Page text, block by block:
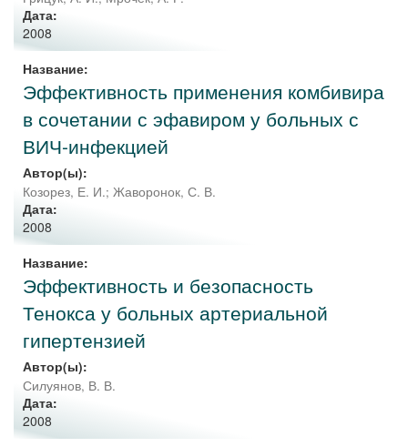
Дата:
2008
Название:
Эффективность применения комбивира
в сочетании с эфавиром у больных с
ВИЧ-инфекцией
Автор(ы):
Козорез, Е. И.; Жаворонок, С. В.
Дата:
2008
Название:
Эффективность и безопасность
Тенокса у больных артериальной
гипертензией
Автор(ы):
Силуянов, В. В.
Дата:
2008